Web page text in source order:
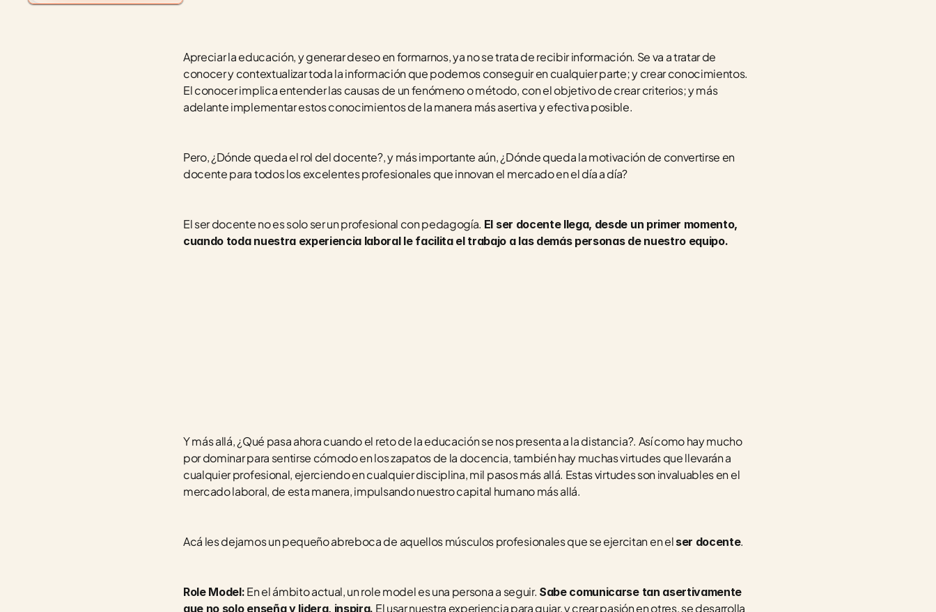
Apreciar la educación, y generar deseo en formarnos, ya no se trata de recibir información. Se va a tratar de
conocer y contextualizar toda la información que podemos conseguir en cualquier parte; y crear conocimientos.
El conocer implica entender las causas de un fenómeno o método, con el objetivo de crear criterios; y más
adelante implementar estos conocimientos de la manera más asertiva y efectiva posible.
Pero, ¿Dónde queda el rol del docente?, y más importante aún, ¿Dónde queda la motivación de convertirse en
docente para todos los excelentes profesionales que innovan el mercado en el día a día?
El ser docente no es solo ser un profesional con pedagogía. El ser docente llega, desde un primer momento,
cuando toda nuestra experiencia laboral le facilita el trabajo a las demás personas de nuestro equipo.
Y más allá, ¿Qué pasa ahora cuando el reto de la educación se nos presenta a la distancia?. Así como hay mucho
por dominar para sentirse cómodo en los zapatos de la docencia, también hay muchas virtudes que llevarán a
cualquier profesional, ejerciendo en cualquier disciplina, mil pasos más allá. Estas virtudes son invaluables en el
mercado laboral, de esta manera, impulsando nuestro capital humano más allá.
Acá les dejamos un pequeño abreboca de aquellos músculos profesionales que se ejercitan en el ser docente.
Role Model: En el ámbito actual, un role model es una persona a seguir. Sabe comunicarse tan asertivamente
que no solo enseña y lidera, inspira. El usar nuestra experiencia para guiar, y crear pasión en otres, se desarrolla